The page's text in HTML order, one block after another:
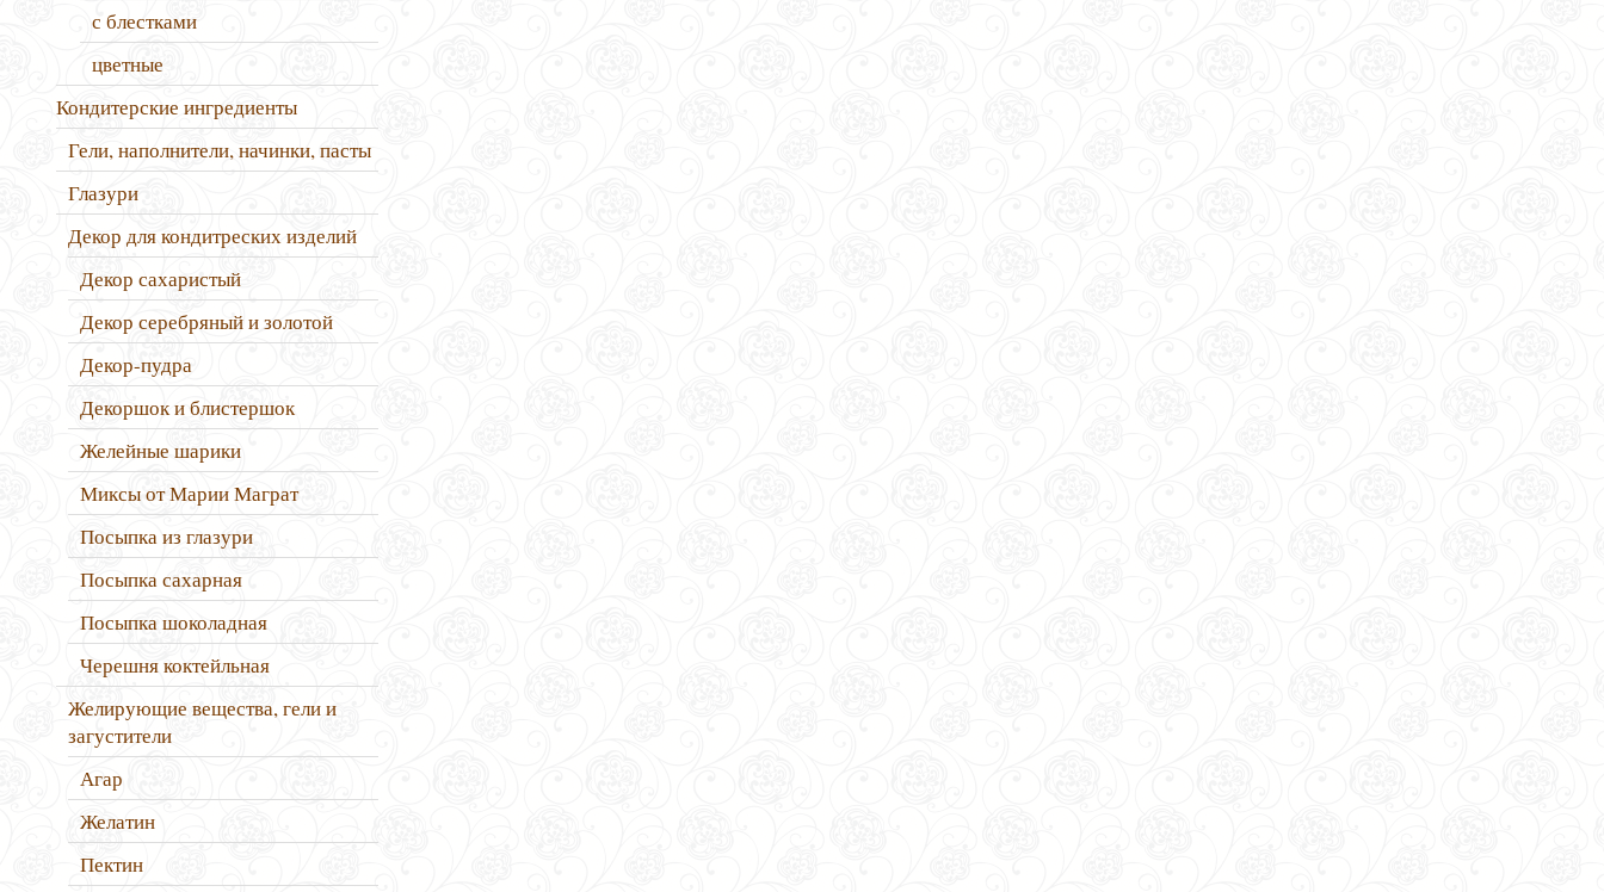
с блестками
цветные
Кондитерские ингредиенты
Гели, наполнители, начинки, пасты
Глазури
Декор для кондитреских изделий
Декор сахаристый
Декор серебряный и золотой
Декор-пудра
Декоршок и блистершок
Желейные шарики
Миксы от Марии Маграт
Посыпка из глазури
Посыпка сахарная
Посыпка шоколадная
Черешня коктейльная
Желирующие вещества, гели и
загустители
Агар
Желатин
Пектин